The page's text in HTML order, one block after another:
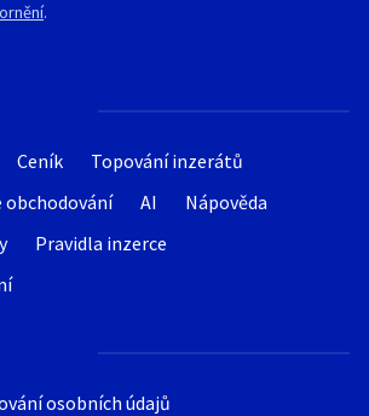
Ceník
Topování inzerátů
obchodování
AI
Nápověda
Pravidla inzerce
osobních údajů
.